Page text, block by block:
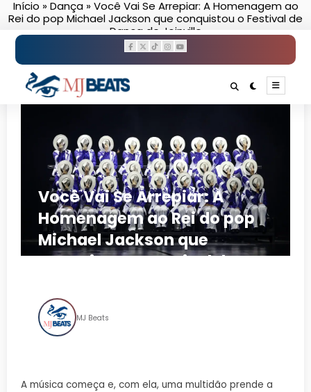
Pular
para
Início »Dança»Você Vai Se Arrepiar: A Homenagem ao
Rei do pop Michael Jackson que conquistou o Festival de
Dança de Joinville
Você Vai Se Arrepiar: A
Homenagem ao Rei do pop
Michael Jackson que
conquistou o Festival de
MJ Beats
A música começa e, com ela, uma multidão prende a